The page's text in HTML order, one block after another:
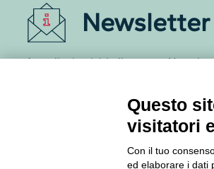
Newsletter
Accedi o iscriviti alla nostra
Questo
visitatori
Con il tuo
ed elaborare i dati